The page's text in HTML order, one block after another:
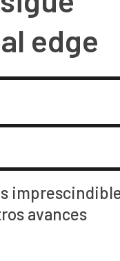
edge
avances